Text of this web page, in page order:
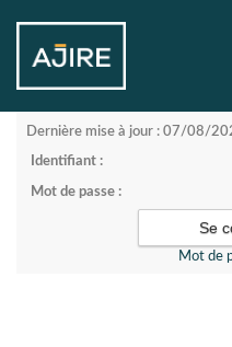
Dernière mise à jour : 07/08/
Identifiant :
Mot de passe :
Mot de